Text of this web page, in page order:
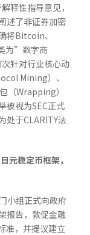
释性指导意见，
述了非证券加密
将Bitcoin、
为”数字商
针对行业核心动
Mining）、
（Wrapping）
被视为SEC正式
于CLARITY法
元稳定币框架，
小组正式向政府
报告，敦促金融
准，并提议建立